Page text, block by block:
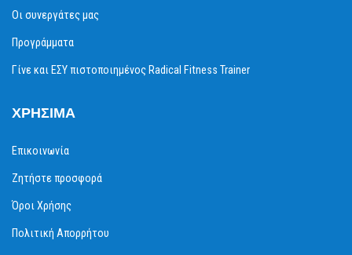
Οι συνεργάτες μας
Προγράμματα
Γίνε και ΕΣΥ πιστοποιημένος Radical Fitness Trainer
ΧΡΉΣΙΜΑ
Επικοινωνία
Ζητήστε προσφορά
Όροι Χρήσης
Πολιτική Απορρήτου